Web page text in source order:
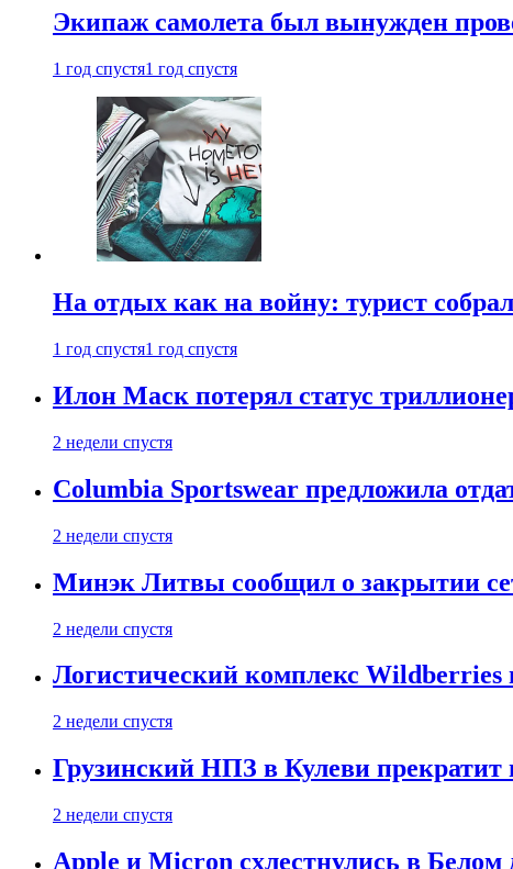
Экипаж самолета был вынужден
1 год спустя1 год спустя
На отдых как на войну: турист
1 год спустя1 год спустя
Илон Маск потерял статус
2 недели спустя
Columbia Sportswear предложила
2 недели спустя
Минэк Литвы сообщил о закрытии
2 недели спустя
Логистический комплекс Wildberries
2 недели спустя
Грузинский НПЗ в Кулеви прекратит
2 недели спустя
Apple и Micron схлестнулись в Белом